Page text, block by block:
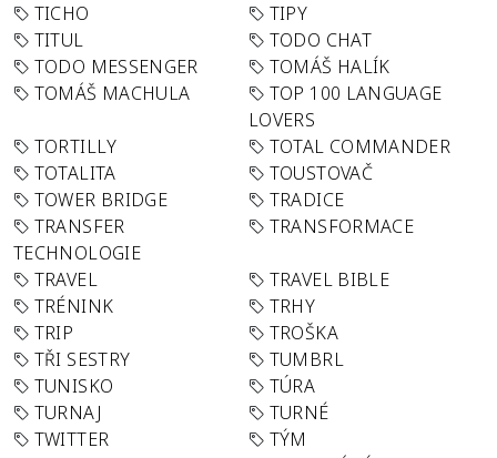
TICHO
TIPY
TITUL
TODO CHAT
TODO MESSENGER
TOMÁŠ HALÍK
TOMÁŠ MACHULA
TOP 100 LANGUAGE
LOVERS
TORTILLY
TOTAL COMMANDER
TOTALITA
TOUSTOVAČ
TOWER BRIDGE
TRADICE
TRANSFER
TECHNOLOGIE
TRANSFORMACE
TRAVEL
TRAVEL BIBLE
TRÉNINK
TRHY
TRIP
TROŠKA
TŘI SESTRY
TUMBRL
TUNISKO
TÚRA
TURNAJ
TURNÉ
TWITTER
TÝM